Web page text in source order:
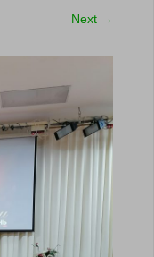
Next →